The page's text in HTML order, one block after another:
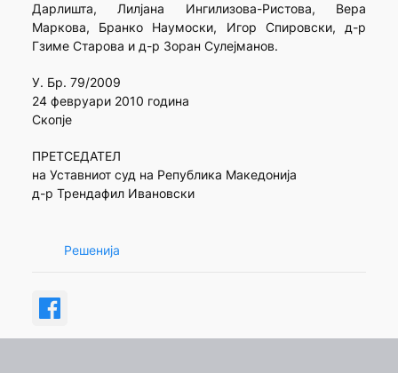
Дарлишта, Лилјана Ингилизова-Ристова, Вера
Маркова, Бранко Наумоски, Игор Спировски, д-р
Гзиме Старова и д-р Зоран Сулејманов.
У. Бр. 79/2009
24 февруари 2010 година
Скопје
ПРЕТСЕДАТЕЛ
на Уставниот суд на Република Македонија
д-р Трендафил Ивановски
Решенија